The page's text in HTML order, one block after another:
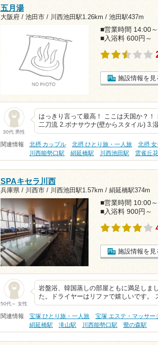
五月湯
大阪府 / 池田市 / 川西池田駅1.26km / 池田駅437m
■営業時間 14:00
■入浴料 600円～
施設情報を見
30代 男性
はっきり言って最高！ ここは天国か？
二刀流 2.ボナサウナ(壁からスタイル) 3.
関連情報 北摂 カップル 北摂 ひとり旅・一人旅 北摂
川西能勢口駅
絹延橋駅 川西池田駅 雲雀丘
SPAキセラ川西
兵庫県 / 川西市 / 川西池田駅1.57km / 絹延橋駅374m
■営業時間 10:00
■入浴料 900円～
施設情報を見
50代～ 女性
岩盤浴、韓国蒸しの部屋ともに満足しま
た。ドライヤーはリファで嬉しいです
関連情報 宝塚 ひとり旅・一人旅 宝塚 エステ・マッサー
絹延橋駅
滝山駅 川西能勢口駅 鶯の森駅